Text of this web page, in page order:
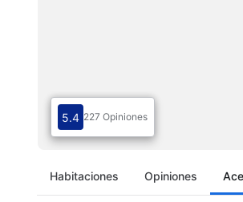
5.4 227 Opiniones
Habitaciones Opiniones